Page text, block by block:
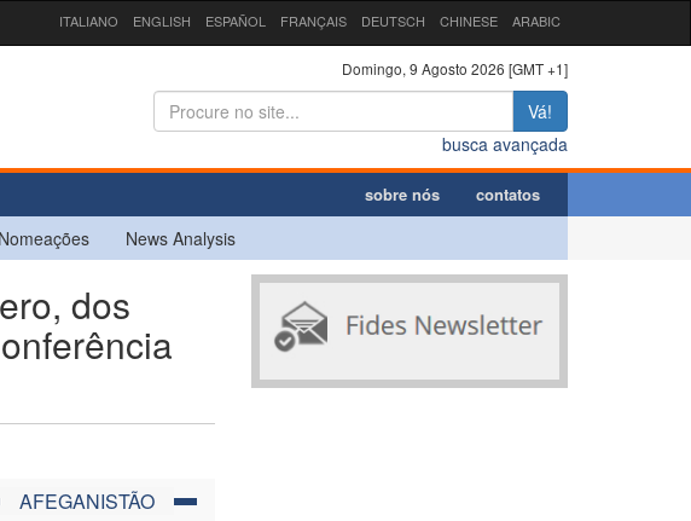
ITALIANO ENGLISH ESPAÑOL FRANÇAIS DEUTSCH CHINESE ARABIC
Domingo, 9 Agosto 2026 [GMT +1]
Vá!
busca avançada
sobre nós contatos
Nomeações News Analysis
dos
AFEGANISTÃO